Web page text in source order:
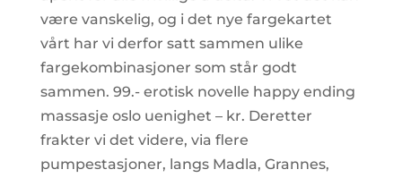
være vanskelig, og i det nye fargekartet
vårt har vi derfor satt sammen ulike
fargekombinasjoner som står godt
sammen. 99.- erotisk novelle happy ending
massasje oslo uenighet – kr. Deretter
frakter vi det videre, via flere
pumpestasjoner, langs Madla, Grannes,